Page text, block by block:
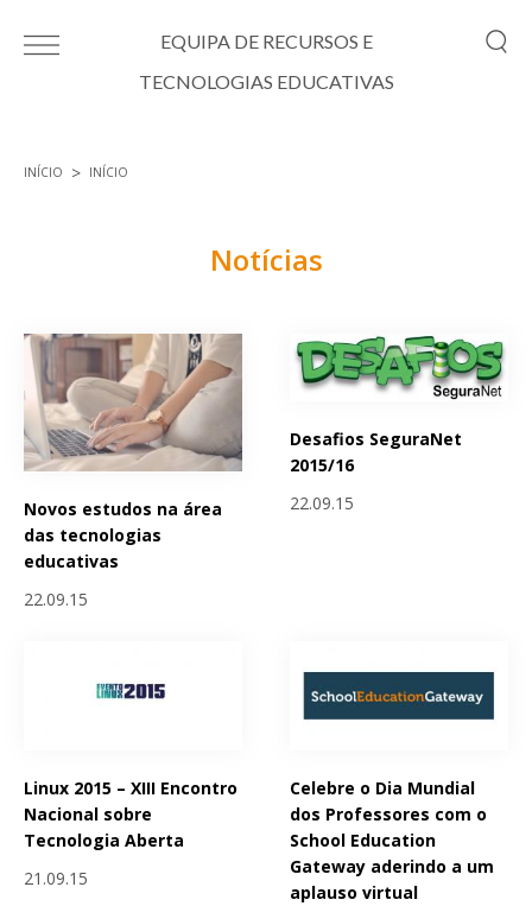
EQUIPA DE RECURSOS E
TECNOLOGIAS EDUCATIVAS
INÍCIO INÍCIO
Notícias
Novos estudos na área
das tecnologias
educativas
22.09.15
Desafios SeguraNet
2015/16
22.09.15
Linux 2015 – XIII Encontro
Nacional sobre
Tecnologia Aberta
21.09.15
Celebre o Dia Mundial
dos Professores com o
School Education
Gateway aderindo a um
aplauso virtual
Páginas